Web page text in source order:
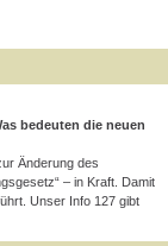
bedeuten die neuen
Änderung des
– in Kraft. Damit
Unser Info 127 gibt